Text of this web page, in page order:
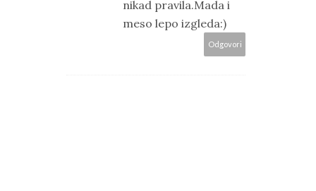
nikad pravila.Mada i
meso lepo izgleda:)
Odgovori